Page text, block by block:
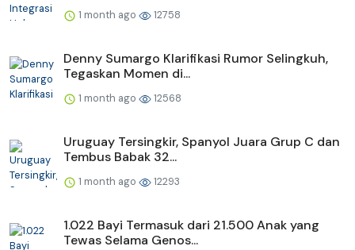
1 month ago 12758
Denny Sumargo Klarifikasi Rumor Selingkuh,
Tegaskan Momen di...
1 month ago 12568
Uruguay Tersingkir, Spanyol Juara Grup C dan
Tembus Babak 32...
1 month ago 12293
1.022 Bayi Termasuk dari 21.500 Anak yang
Tewas Selama Genos...